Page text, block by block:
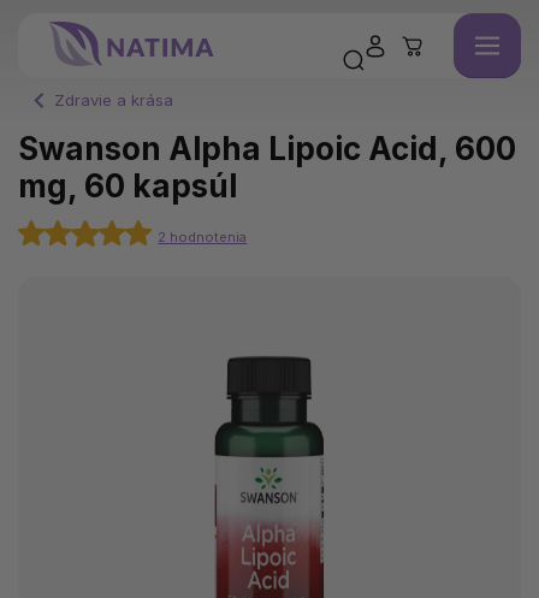
Zdravie a krása
Swanson Alpha Lipoic Acid, 600
mg, 60 kapsúl
2 hodnotenia